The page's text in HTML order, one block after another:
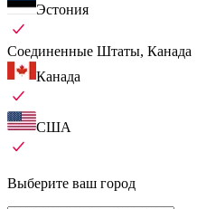
Эстония
Соединенные Штаты, Канада
Канада
США
Выберите ваш город